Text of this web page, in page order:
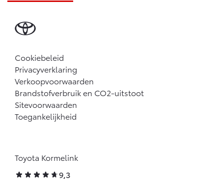
Cookiebeleid
Privacyverklaring
Verkoopvoorwaarden
Brandstofverbruik en CO2-uitstoot
Sitevoorwaarden
Toegankelijkheid
Toyota Kormelink
9,3